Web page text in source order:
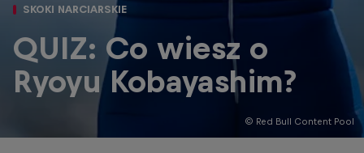
© Red Bull Content Pool
SKOKI NARCIARSKIE
QUIZ: Co wiesz o
Ryoyu Kobayashim?